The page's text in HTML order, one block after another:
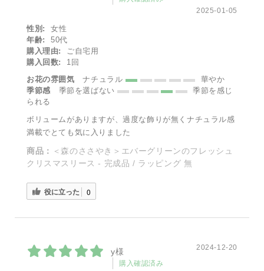
2025-01-05
性別:
女性
年齢:
50代
購入理由:
ご自宅用
購入回数:
1回
お花の雰囲気
ナチュラル
華やか
季節感
季節を選ばない
季節を感じ
られる
ボリュームがありますが、過度な飾りが無くナチュラル感
満載でとても気に入りました
商品：
＜森のささやき＞エバーグリーンのフレッシュ
クリスマスリース - 完成品 / ラッピング 無
役に立った 0
y様
購入確認済み
2024-12-20